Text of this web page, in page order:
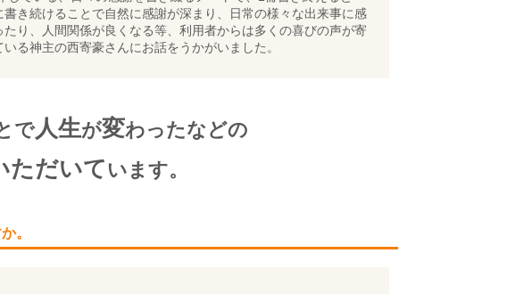
き続けることで自然に感謝が深まり、日常の様々な出来事に感
り、人間関係が良くなる等、利用者からは多くの喜びの声が寄
る神主の西寄豪さんにお話をうかがいました。
で人生が変わったなどの
ただいて います。
。